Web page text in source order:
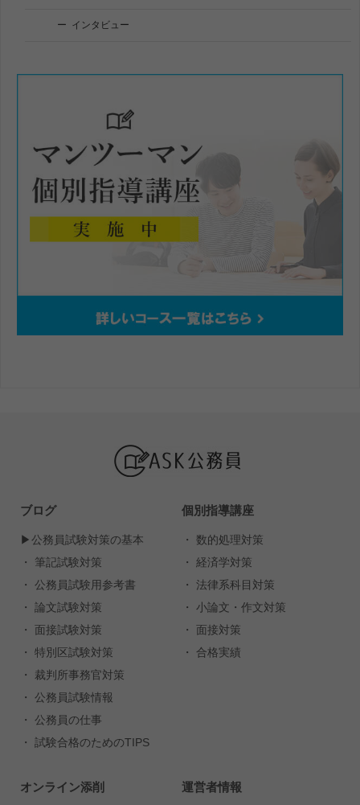
インタビュー
ブログ
▶︎公務員試験対策の基本
・ 筆記試験対策
・ 公務員試験用参考書
・ 論文試験対策
・ 面接試験対策
・ 特別区試験対策
・ 裁判所事務官対策
・ 公務員試験情報
・ 公務員の仕事
・ 試験合格のためのTIPS
個別指導講座
・ 数的処理対策
・ 経済学対策
・ 法律系科目対策
・ 小論文・作文対策
・ 面接対策
・ 合格実績
オンライン添削 運営者情報